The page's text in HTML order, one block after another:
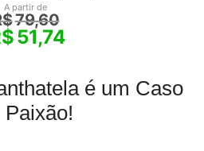
A partir de
79,60
51,74
é um Caso
Paixão!